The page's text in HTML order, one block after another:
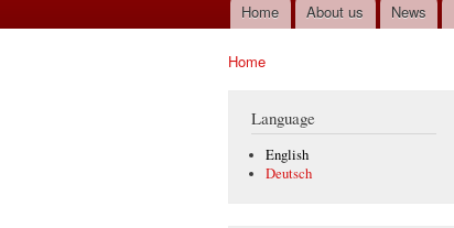
Main menu
Home About us News
Home
Language
English
Deutsch